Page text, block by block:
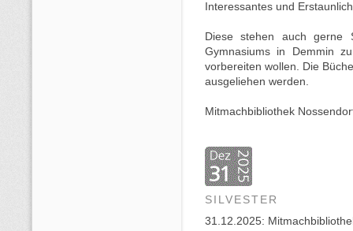
Interessantes und
Diese stehen auch gerne
Gymnasiums in Demmin
vorbereiten wollen. Die
ausgeliehen werden.
Mitmachbibliothek
SILVESTER
31.12.2025: